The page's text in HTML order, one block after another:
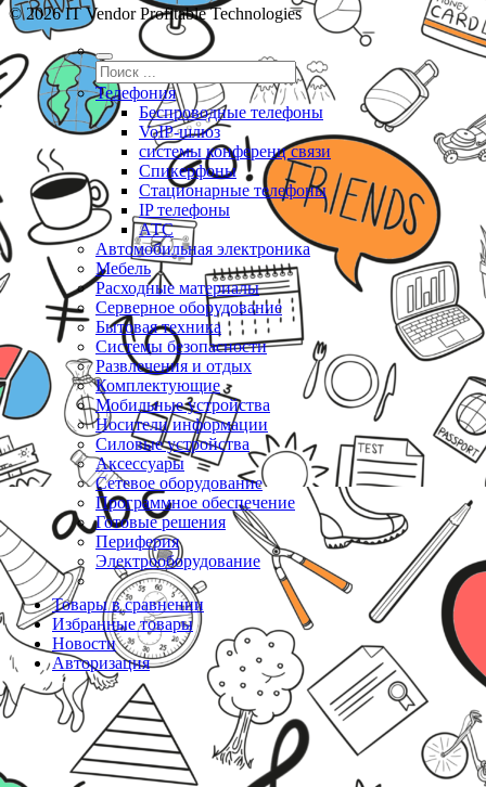
© 2026 IT Vendor Profitable Technologies
Телефония
Беспроводные телефоны
VoIP-шлюз
системы конференц связи
Спикерфоны
Стационарные телефоны
IP телефоны
АТС
Автомобильная электроника
Мебель
Расходные материалы
Серверное оборудование
Бытовая техника
Системы безопасности
Развлечения и отдых
Комплектующие
Мобильные устройства
Носители информации
Силовые устройства
Аксессуары
Сетевое оборудование
Программное обеспечение
Готовые решения
Периферия
Электрооборудование
Товары в сравнении
Избранные товары
Новости
Авторизация